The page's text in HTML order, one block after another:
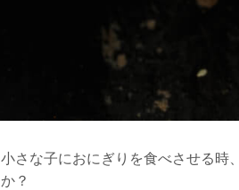
小さな子におにぎりを食べさせる
か？